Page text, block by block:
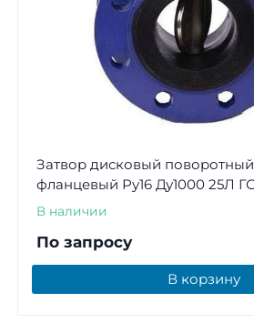
Затвор дисковый поворотный
фланцевый Ру16 Ду1000 25Л
В наличии
По запросу
В корзину